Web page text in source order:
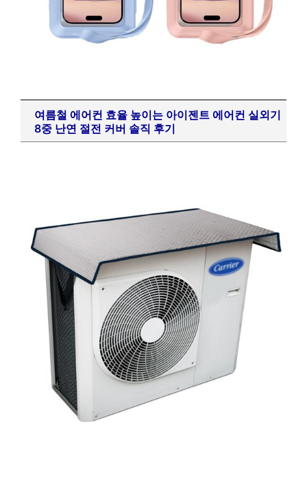
여름철 에어컨 효율 높이는 아이젠트 에어컨 실외기
8중 난연 절전 커버 솔직 후기